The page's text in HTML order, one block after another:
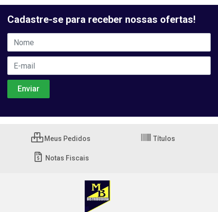
Cadastre-se para receber nossas ofertas!
Meus Pedidos Títulos
Notas Fiscais